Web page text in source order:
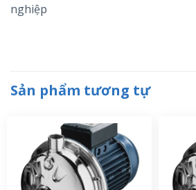
nghiệp
Sản phẩm tương tự